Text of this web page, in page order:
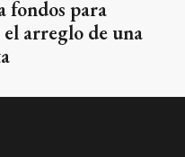
fondos para
el arreglo de una